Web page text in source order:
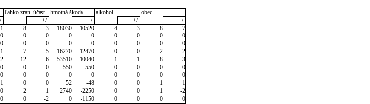
ľahko zran. účast. hmotná škoda alkohol
obec
+/- +/- +/-
+/-
1 8 3 18030 10520 4 3 8
7
0 0 0 0 0 0 0 0
0
0 0 0 0 0 0 0 0
0
1 7 5 16270 12470 0 0 2
2
12 6 53510 10040 1 -1 8
3
0 0 0 550 550 0 0 0
0
0 0 0 0 0 0 0 0
0
0 0 52 -48 0 0 1
1
0 2 1 2740 -2250 0 0 1
-2
0 0 -2 0 -1150 0 0 0
0